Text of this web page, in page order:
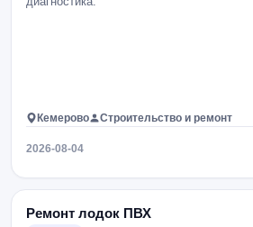
Кемерово Строительство и ремонт
2026-08-04
Ремонт лодок ПВХ